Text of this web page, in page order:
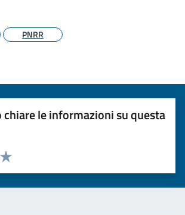
PNRR
chiare le informazioni su questa
la pagina
5 stelle su 5
4 stelle su 5
su 5
su 5
5